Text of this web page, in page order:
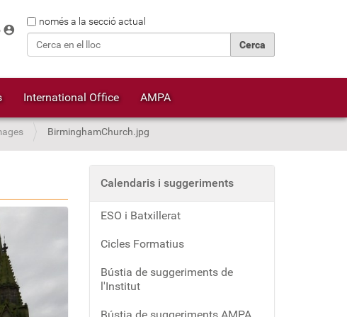
Cercanomés a la secció actual
account_circle
International Office AMPA
BirminghamChurch.jpg
Calendaris i suggeriments
ESO i Batxillerat
Cicles Formatius
Bústia de suggeriments de
l'Institut